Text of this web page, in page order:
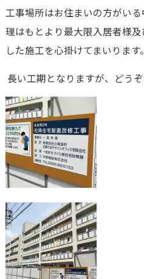
工事場所はお住まいの方がい
理はもとより最大限入居者様
した施工を心掛けてまいります。
長い工期となりますが、どう